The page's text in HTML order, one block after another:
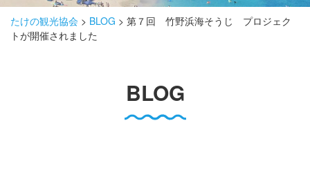
グルメ
Q O
たけの観光協会 > BLOG > 第７回 竹野浜海そうじ プロジェク
トが開催されました
BLOG